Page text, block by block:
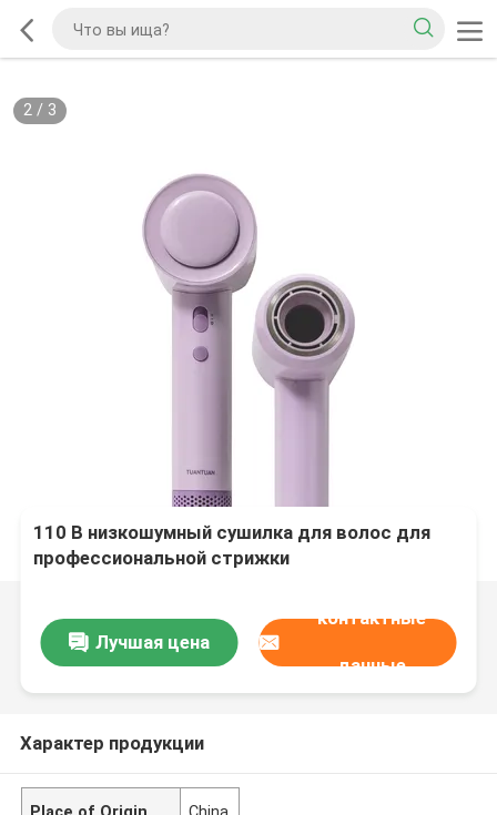
2/ 3
110 В низкошумный сушилка для волос для
профессиональной стрижки
Лучшая цена
контактные
данные
Характер продукции
Place of Origin China